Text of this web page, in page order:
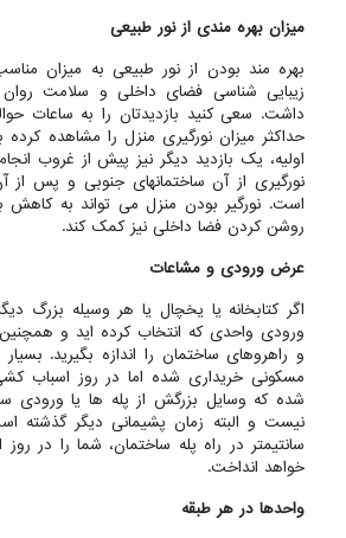
میزان بهره مندی از نور طبیعی
بهره مند بودن از نور طبیعی به میزان
زیبایی شناسی فضای داخلی و سلامت
داشت. سعی کنید بازدیدتان را به ساعات
حداکثر میزان نورگیری منزل را مشاهده
اولیه، یک بازدید دیگر نیز پیش از غروب
نورگیری از آن ساختمانهای جنوبی و پس از
است. نورگیر بودن منزل می تواند به
روشن کردن فضا داخلی نیز کمک کند.
عرض ورودی و مشاعات
اگر کتابخانه یا یخچال یا هر وسیله بزرگ
ورودی واحدی که انتخاب کرده اید و
و راهروهای ساختمان را اندازه بگیرید.
مسکونی خریداری شده اما در روز اسباب
شده که وسایل بزرگش از پله ها یا ورودی
سانتیمتر در راه پله ساختمان، شما را در
خواهد انداخت.
واحدها در هر طبقه